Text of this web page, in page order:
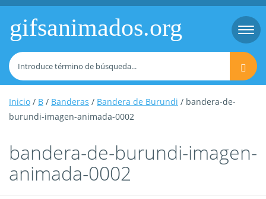
gifsanimados.org
Inicio / B / Banderas / Bandera de Burundi / bandera-de-
burundi-imagen-animada-0002
bandera-de-burundi-imagen-
animada-0002